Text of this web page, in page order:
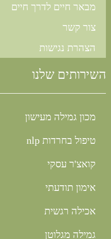
מבאר חיים לדרך חיים
צור קשר
הצהרת נגישות
השירותים שלנו
מכון גמילה מעישון
טיפול בחרדות nlp
קואצ'ר עסקי
אימון תודעתי
אכילה רגשית
גמילה מגלוטן